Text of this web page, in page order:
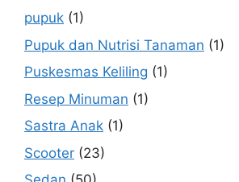
pupuk (1)
Pupuk dan Nutrisi Tanaman (1)
Puskesmas Keliling (1)
Resep Minuman (1)
Sastra Anak (1)
Scooter (23)